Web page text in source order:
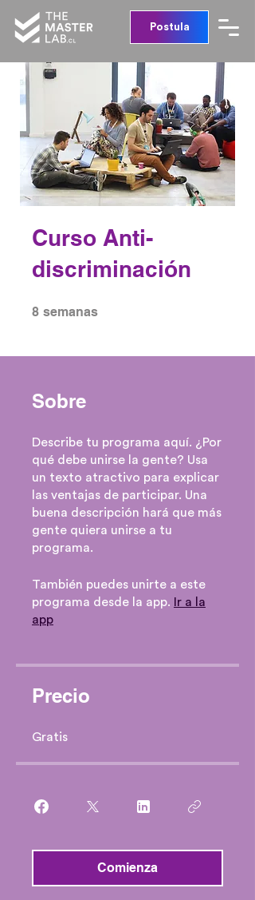
Postula
Curso Anti-
discriminación
8 semanas
Sobre
Describe tu programa aquí. ¿Por
qué debe unirse la gente? Usa
un texto atractivo para explicar
las ventajas de participar. Una
buena descripción hará que más
gente quiera unirse a tu
programa.
También puedes unirte a este
programa desde la app.
Ir a la
app
Precio
Gratis
Comienza